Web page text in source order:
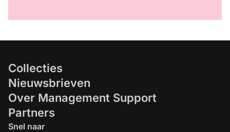
Collecties
Nieuwsbrieven
Over Management Support
Partners
Snel naar